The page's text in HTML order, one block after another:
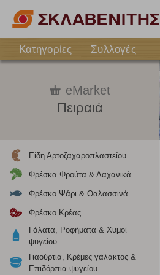
Κατηγορίες
Συλλογές
eMarket
Πειραιά
Είδη Αρτοζαχαροπλαστείου
Φρέσκα Φρούτα & Λαχανικά
Φρέσκο Ψάρι & Θαλασσινά
Φρέσκο Κρέας
Γάλατα, Ροφήματα & Χυμοί
ψυγείου
Γιαούρτια, Κρέμες γάλακτος &
Επιδόρπια ψυγείου